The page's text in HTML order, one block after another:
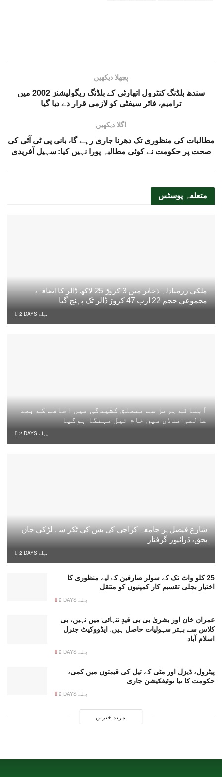
پچھلا دیکھیں
سندھ بلڈنگ کنٹرول اتھارٹی کے بلڈنگ ریگولیشنز 2002 میں
ترامیم، فائر سیفٹی کو لازمی قرار دے دیا گیا
اگلا دیکھیں
مطالبات کی منظوری تک دھرنا جاری رہے گا، بانی پی ٹی آئی کی
صحت پر حکومت نے کوئی مطالبہ پورا نہیں کیا: سہیل آفریدی
متعلقہ پوسٹس
ملکی زرمبادلہ ذخائر میں 3 کروڑ 25 لاکھ ڈالر کا اضافہ،
مجموعی حجم 22 ارب 47 کروڑ ڈالر تک پہنچ گیا
2 DAYS پہلے
آبنائے ہرمز سے متعلق کشیدگی میں اضافے کے بعد
عالمی منڈی میں خام تیل مہنگا ہوگیا
2 DAYS پہلے
شارع فیصل پر جامعہ کراچی کی بس کی ٹکر سے لڑکی جاں
بحق، ڈرائیور گرفتار
2 DAYS پہلے
25 کلو واٹ تک کے سولر صارفین کے لیے منظوری کا
اختیار بجلی تقسیم کار کمپنیوں کو منتقل
2 DAYS پہلے
عمران خان اور بشریٰ بی بی قیدِ تنہائی میں نہیں، بی
کلاس سے بہتر سہولیات حاصل ہیں، ایڈووکیٹ جنرل
اسلام آباد
2 DAYS پہلے
پیٹرول، ڈیزل اور مٹی کے تیل کی قیمتوں میں کمی،
حکومت کا نیا نوٹیفکیشن جاری
2 DAYS پہلے
مزید خبریں